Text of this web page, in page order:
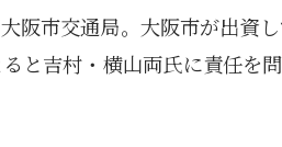
市交通局。大阪市が出資し
と吉村・横山両氏に責任を